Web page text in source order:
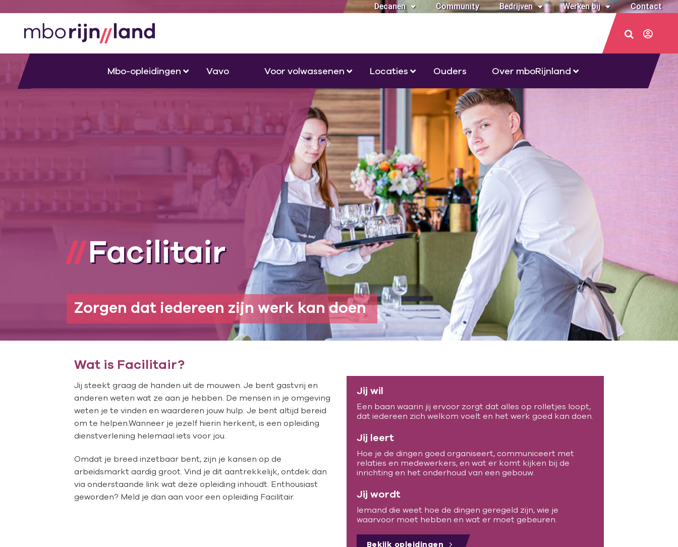
Decanen Community Bedrijven Werken bij Contact
Mbo-opleidingen Vavo Voor volwassenen Locaties Ouders Over mboRijnland
Facilitair
Zorgen dat iedereen zijn werk kan doen
Wat is Facilitair?
Jij steekt graag de handen uit de mouwen. Je bent gastvrij en
anderen weten wat ze aan je hebben. De mensen in je omgeving
weten je te vinden en waarderen jouw hulp. Je bent altijd bereid
om te helpen.Wanneer je jezelf hierin herkent, is een opleiding
dienstverlening helemaal iets voor jou.
Omdat je breed inzetbaar bent, zijn je kansen op de
arbeidsmarkt aardig groot. Vind je dit aantrekkelijk, ontdek dan
via onderstaande link wat deze opleiding inhoudt. Enthousiast
geworden? Meld je dan aan voor een opleiding Facilitair.
Jij wil
Een baan waarin jij ervoor zorgt dat alles op rolletjes loopt,
dat iedereen zich welkom voelt en het werk goed kan doen.
Jij leert
Hoe je de dingen goed organiseert, communiceert met
relaties en medewerkers, en wat er komt kijken bij de
inrichting en het onderhoud van een gebouw.
Jij wordt
Iemand die weet hoe de dingen geregeld zijn, wie je
waarvoor moet hebben en wat er moet gebeuren.
Bekijk opleidingen